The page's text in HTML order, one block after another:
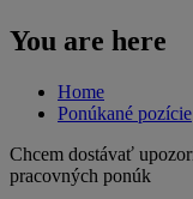
You are here
Home
Ponúkané pozície
Chcem dostávať
pracovných ponúk